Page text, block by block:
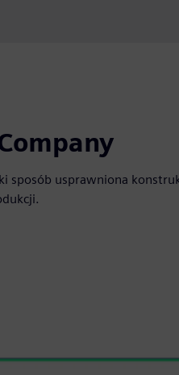
sposób usprawniona